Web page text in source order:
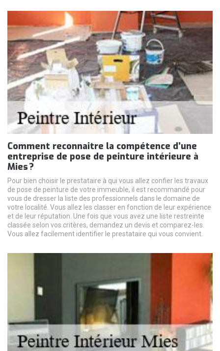
Comment reconnaitre la compétence d’une
entreprise de pose de peinture intérieure à
Mies ?
Pour bien choisir le prestataire à qui vous allez confier les travaux
de pose de peinture de votre immeuble, il est recommandé pour
vous de dresser la liste des professionnels dans le domaine de
votre localité. Vous allez les classer en fonction de leur expérience
et de leur réputation. Une fois que vous avez une liste restreinte
classée selon vos critères, demandez un devis et comparez-les.
Vous allez facilement identifier le prestataire qui vous convient.